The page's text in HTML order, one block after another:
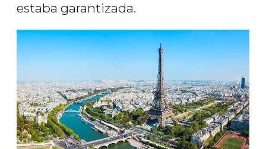
estaba garantizada.